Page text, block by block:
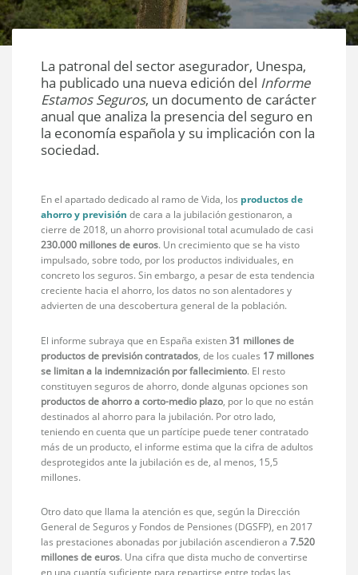
La patronal del sector asegurador, Unespa,
ha publicado una nueva edición del Informe
Estamos Seguros, un documento de carácter
anual que analiza la presencia del seguro en
la economía española y su implicación con la
sociedad.
En el apartado dedicado al ramo de Vida, los productos de
ahorro y previsión de cara a la jubilación gestionaron, a
cierre de 2018, un ahorro provisional total acumulado de casi
230.000 millones de euros. Un crecimiento que se ha visto
impulsado, sobre todo, por los productos individuales, en
concreto los seguros. Sin embargo, a pesar de esta tendencia
creciente hacia el ahorro, los datos no son alentadores y
advierten de una descobertura general de la población.
El informe subraya que en España existen31 millones de
productos de previsión contratados, de los cuales 17 millones
se limitan a la indemnización por fallecimiento. El resto
constituyen seguros de ahorro, donde algunas opciones son
productos de ahorro a corto-medio plazo, por lo que no están
destinados al ahorro para la jubilación. Por otro lado,
teniendo en cuenta que un partícipe puede tener contratado
más de un producto, el informe estima que la cifra de adultos
desprotegidos ante la jubilación es de, al menos, 15,5
millones.
Otro dato que llama la atención es que, según la Dirección
General de Seguros y Fondos de Pensiones (DGSFP), en 2017
las prestaciones abonadas por jubilación ascendieron a7.520
millones de euros. Una cifra que dista mucho de convertirse